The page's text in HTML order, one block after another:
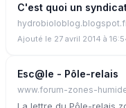
C'est quoi un
Ajouté le 27 avril 2014 à
Esc@le - Pôle-relais
www.forum-zones-